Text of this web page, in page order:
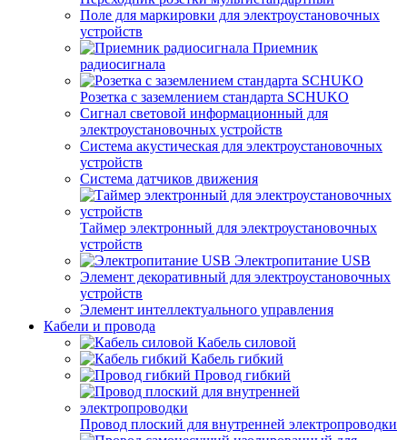
Поле для маркировки для электроустановочных
устройств
Приемник
радиосигнала
Розетка с заземлением стандарта SCHUKO
Сигнал световой информационный для
электроустановочных устройств
Система акустическая для электроустановочных
устройств
Система датчиков движения
Таймер электронный для электроустановочных
устройств
Электропитание USB
Элемент декоративный для электроустановочных
устройств
Элемент интеллектуального управления
Кабели и провода
Кабель силовой
Кабель гибкий
Провод гибкий
Провод плоский для внутренней электропроводки